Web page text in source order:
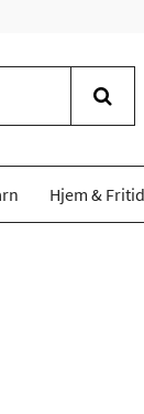
Hjem & Fritid